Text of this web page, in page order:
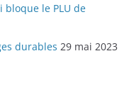
bloque le PLU de
durables 29 mai 2023